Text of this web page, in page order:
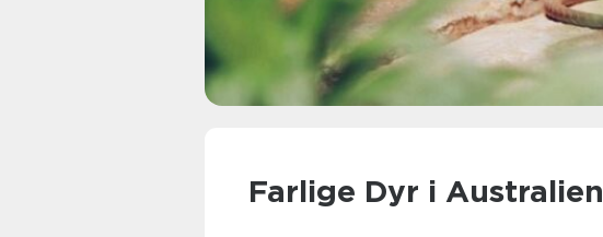
Farlige Dyr i Australien